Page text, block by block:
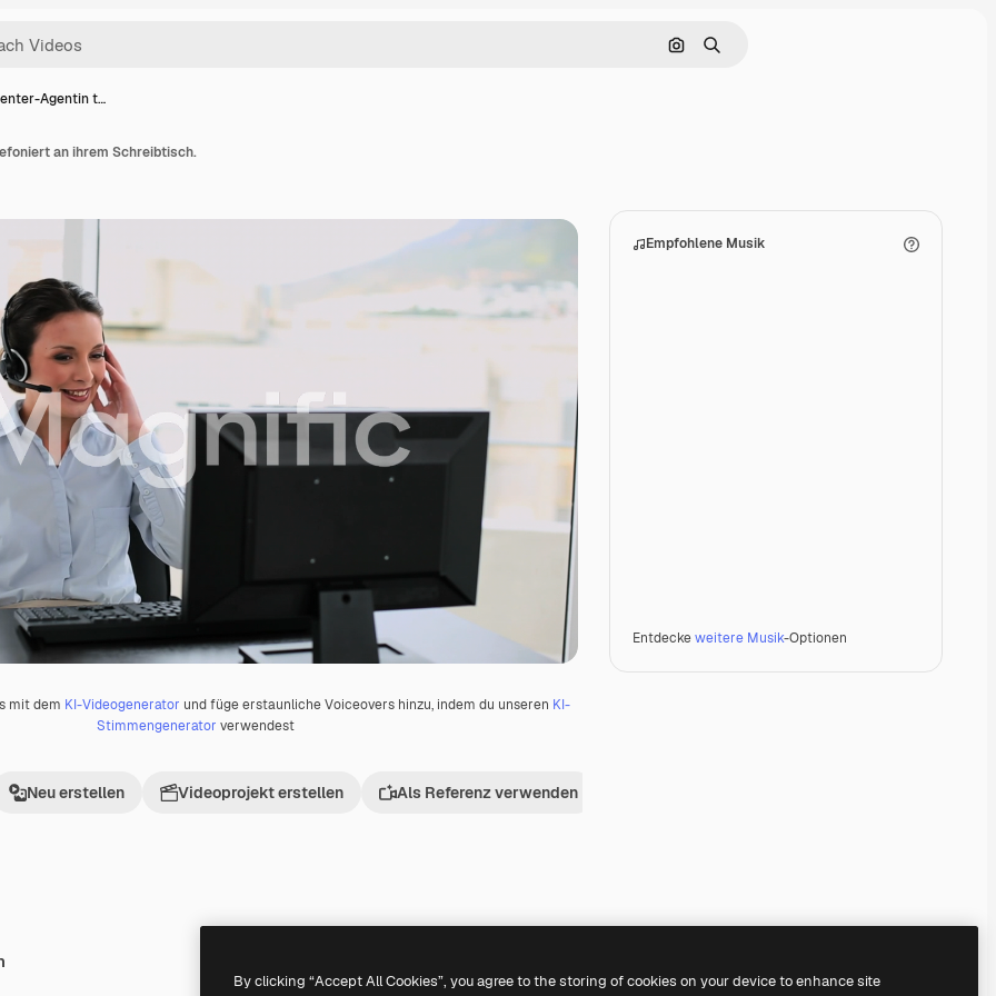
Nach Bild suchen
Suchen
Agentin t…
mit dem KI-Videogenerator und füge erstaunliche Voiceovers hinzu, indem du unseren KI-
Stimmengenerator verwendest
Neu erstellen Videoprojekt erstellen Als Referenz verwenden
Empfohlene Musik
Entdeckeweitere Musik-Optionen
an ihrem Schreibtisch.
Generiert von KI Premium
Premium Premium
Premium
By clicking “Accept All Cookies”, you agree to the storing of cookies on your device to enhance site